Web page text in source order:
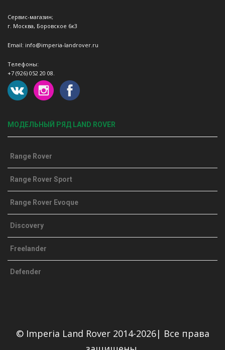
Сервис-магазин;
г. Москва, Боровское 6к3
Email: info@imperia-landrover.ru
Телефоны:
+7 (926) 052 20 08.
МОДЕЛЬНЫЙ РЯД LAND ROVER
Range Rover
Range Rover Sport
Range Rover Evoque
Discovery
Freelander
Defender
© Imperia Land Rover 2014-2026| Все права